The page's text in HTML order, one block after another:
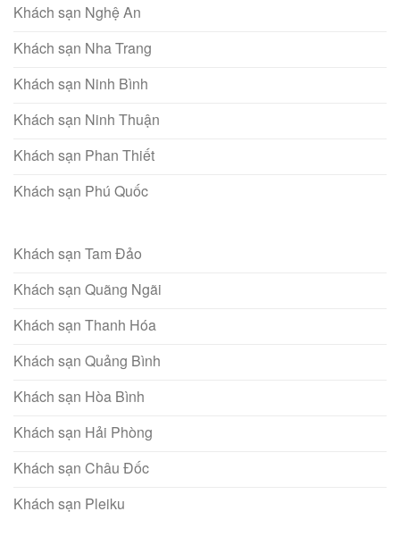
Khách sạn Nghệ An
Khách sạn Nha Trang
Khách sạn Ninh Bình
Khách sạn Ninh Thuận
Khách sạn Phan Thiết
Khách sạn Phú Quốc
Khách sạn Tam Đảo
Khách sạn Quãng Ngãi
Khách sạn Thanh Hóa
Khách sạn Quảng Bình
Khách sạn Hòa Bình
Khách sạn Hải Phòng
Khách sạn Châu Đốc
Khách sạn Pleiku